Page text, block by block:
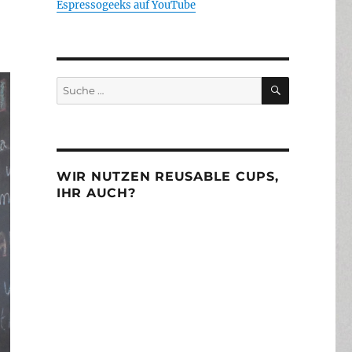
Espressogeeks auf YouTube
Suche
nach:
SUCHEN
WIR NUTZEN REUSABLE CUPS,
IHR AUCH?